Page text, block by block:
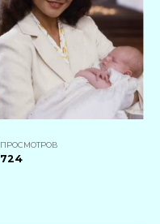
ПРОСМОТРОВ
724